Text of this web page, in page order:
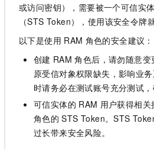
或访问密钥），需要被一个可信实
（STS Token），使用该安全令牌
以下是使用 RAM 角色的安全建议：
创建 RAM 角色后，请勿随意变
原受信对象权限缺失，影响业
时请务必在测试账号充分测试
可信实体的 RAM 用户获得相
角色的 STS Token。STS
过长带来安全风险。